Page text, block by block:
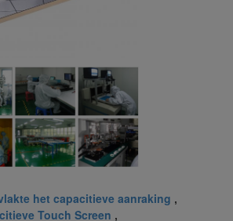
het capacitieve aanraking ,
Touch Screen ,